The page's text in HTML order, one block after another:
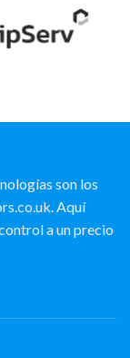
son los
Aquí
a un precio